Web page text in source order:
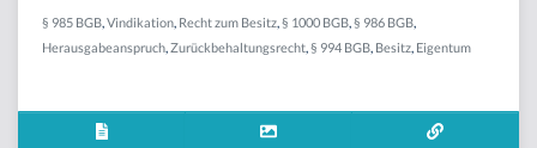
§ 985 BGB Vindikation Recht zum Besitz § 1000 BGB § 986 BGB
Herausgabeanspruch Zurückbehaltungsrecht § 994 BGB Besitz Eigentum